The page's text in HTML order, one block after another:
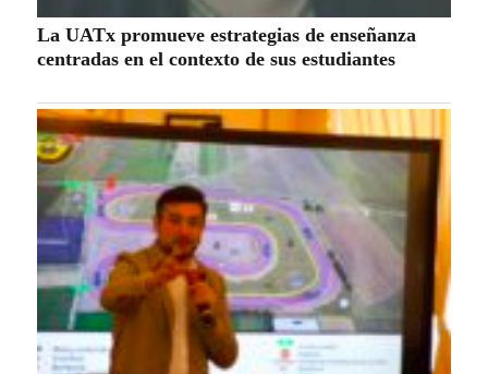
La UATx promueve estrategias de enseñanza
centradas en el contexto de sus estudiantes